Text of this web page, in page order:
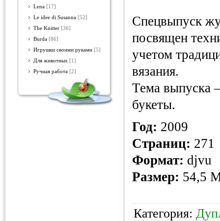
Lena [17]
Le idee di Susanna [52]
The Knitter [36]
Burda [86]
Игрушки своими руками [5]
Для животных [1]
Ручная работа [2]
Спецвыпуск
посвящен
учетом
вязания.
Тема выпуска
букеты.
Год: 2009
Страниц: 271
Формат: djvu
Размер: 54,5
Категория: